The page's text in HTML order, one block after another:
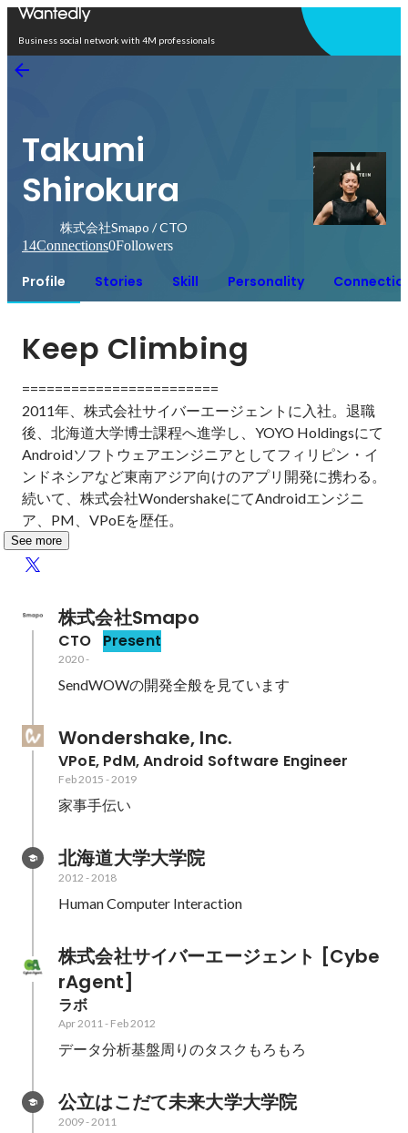
Business social network with 4M professionals
Takumi
Shirokura
株式会社Smapo / CTO
14Connections0Followers
Profile Stories Skill Personality
Keep Climbing
========================
2011年、株式会社サイバーエージェントに入社。退職
後、北海道大学博士課程へ進学し、YOYO Holdingsにて
Androidソフトウェアエンジニアとしてフィリピン・イ
ンドネシアなど東南アジア向けのアプリ開発に携わる。
続いて、株式会社WondershakeにてAndroidエンジニ
ア、PM、VPoEを歴任。
See more
株式会社Smapo
CTO Present
2020-
SendWOWの開発全般を見ています
Wondershake, Inc.
VPoE, PdM, Android Software Engineer
Feb 2015 -2019
家事手伝い
北海道大学大学院
2012 -2018
Human Computer Interaction
株式会社サイバーエージェント [Cybe
rAgent]
ラボ
Apr 2011- Feb 2012
データ分析基盤周りのタスクもろもろ
公立はこだて未来大学大学院
2009-2011